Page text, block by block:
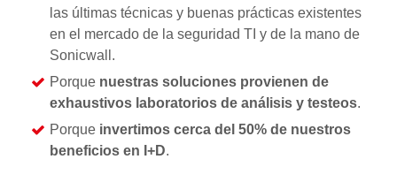
las últimas técnicas y buenas prácticas existentes
en el mercado de la seguridad TI y de la mano de
Sonicwall.
Porque nuestras soluciones provienen de
exhaustivos laboratorios de análisis y testeos.
Porque invertimos cerca del 50% de nuestros
beneficios en I+D.